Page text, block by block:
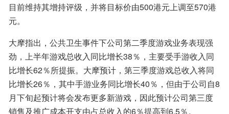
目前维持其增持评级，并将目标价由500港元上调至570港
元。
大摩指出，公共卫生事件下公司第二季度游戏业务表现强
劲，上半年游戏总收入同比增长38％，主要受手游收入同
比增长62％所提振。大摩预计，第三季度游戏总收入将同
比增长26％，其中手游业务同比增长40％，但由于公司自8
月下旬起预计将会发布更多新游戏，因此预计公司第三度
销售及推广成本开支由占总收入的6％提高到6.5％。